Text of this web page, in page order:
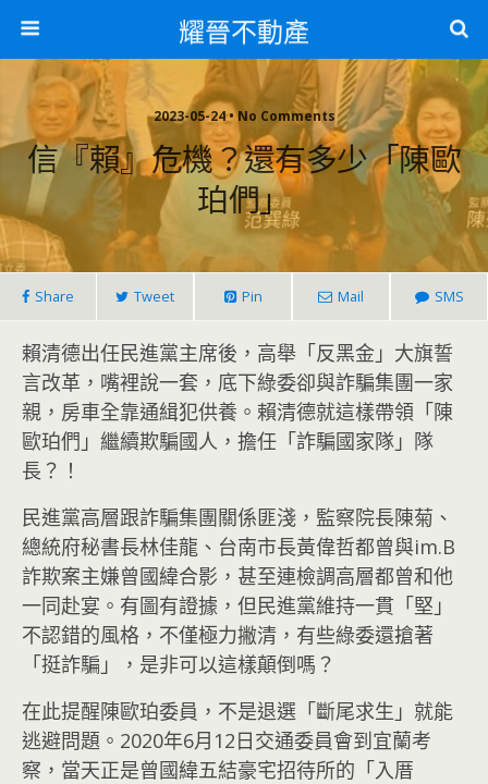
耀晉不動產
2023-05-24 • No Comments
信『賴』危機？還有多少「陳歐
珀們」
Share Tweet Pin Mail SMS
賴清德出任民進黨主席後，高舉「反黑金」大旗誓
言改革，嘴裡說一套，底下綠委卻與詐騙集團一家
親，房車全靠通緝犯供養。賴清德就這樣帶領「陳
歐珀們」繼續欺騙國人，擔任「詐騙國家隊」隊
長？！
民進黨高層跟詐騙集團關係匪淺，監察院長陳菊、
總統府秘書長林佳龍、台南市長黃偉哲都曾與im.B
詐欺案主嫌曾國緯合影，甚至連檢調高層都曾和他
一同赴宴。有圖有證據，但民進黨維持一貫「堅」
不認錯的風格，不僅極力撇清，有些綠委還搶著
「挺詐騙」，是非可以這樣顛倒嗎？
在此提醒陳歐珀委員，不是退選「斷尾求生」就能
逃避問題。2020年6月12日交通委員會到宜蘭考
察，當天正是曾國緯五結豪宅招待所的「入厝